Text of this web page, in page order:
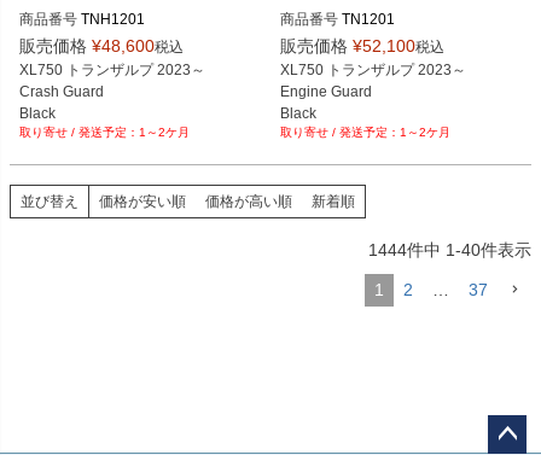
商品番号
販売価格 ¥48,600税込
XL750 トランザルプ 2023～
Crash Guard
1～2ケ月
商品番号 TN1201
販売価格 ¥52,100税込
XL750 トランザルプ 2023～
Engine Guard
1～2ケ月
並び替え 価格が安い順 価格が高い順 新着順
1444件中 1-40件表示
1 2 37